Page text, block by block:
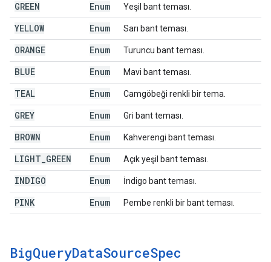
GREEN Enum Yeşil bant teması.
YELLOW Enum Sarı bant teması.
ORANGE Enum Turuncu bant teması.
BLUE Enum Mavi bant teması.
TEAL Enum Camgöbeği renkli bir tema.
GREY Enum Gri bant teması.
BROWN Enum Kahverengi bant teması.
LIGHT GREEN Enum Açık yeşil bant teması.
INDIGO Enum İndigo bant teması.
PINK Enum Pembe renkli bir bant teması.
BigQueryDataSourceSpec